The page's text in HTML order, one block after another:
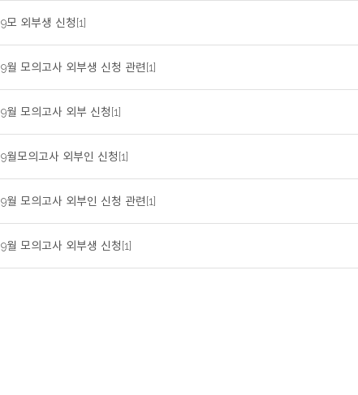
9모 외부생 신청[1]
9월 모의고사 외부생 신청 관련[1]
9월 모의고사 외부 신청[1]
9월모의고사 외부인 신청[1]
9월 모의고사 외부인 신청 관련[1]
9월 모의고사 외부생 신청[1]